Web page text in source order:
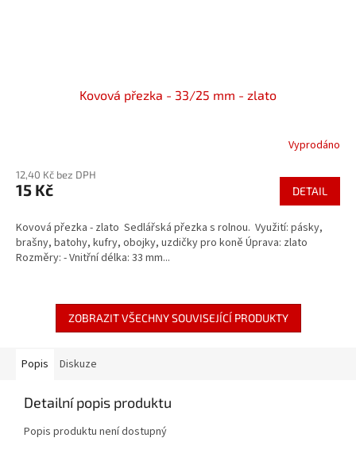
Kovová přezka - 33/25 mm - zlato
Vyprodáno
12,40 Kč bez DPH
15 Kč DETAIL
Kovová přezka - zlato Sedlářská přezka s rolnou. Využití: pásky,
brašny, batohy, kufry, obojky, uzdičky pro koně Úprava: zlato
Rozměry: - Vnitřní délka: 33 mm...
ZOBRAZIT VŠECHNY SOUVISEJÍCÍ PRODUKTY
Popis Diskuze
Detailní popis produktu
Popis produktu není dostupný